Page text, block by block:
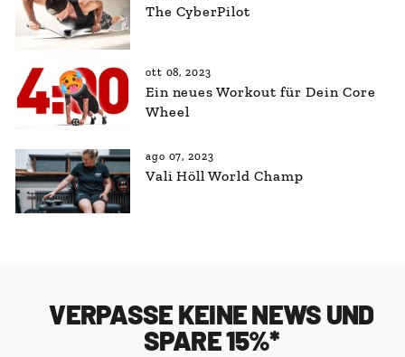
The CyberPilot
ott 08, 2023
Ein neues Workout für Dein Core
Wheel
ago 07, 2023
Vali Höll World Champ
VERPASSE KEINE NEWS UND
SPARE 15%*